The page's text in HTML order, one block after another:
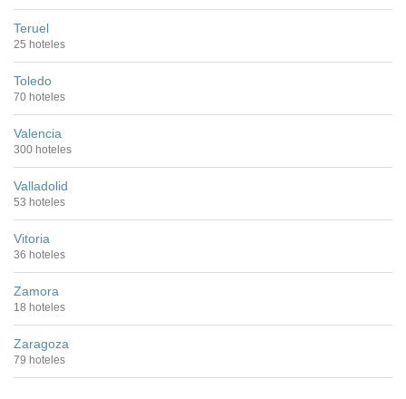
Teruel
25 hoteles
Toledo
70 hoteles
Valencia
300 hoteles
Valladolid
53 hoteles
Vitoria
36 hoteles
Zamora
18 hoteles
Zaragoza
79 hoteles